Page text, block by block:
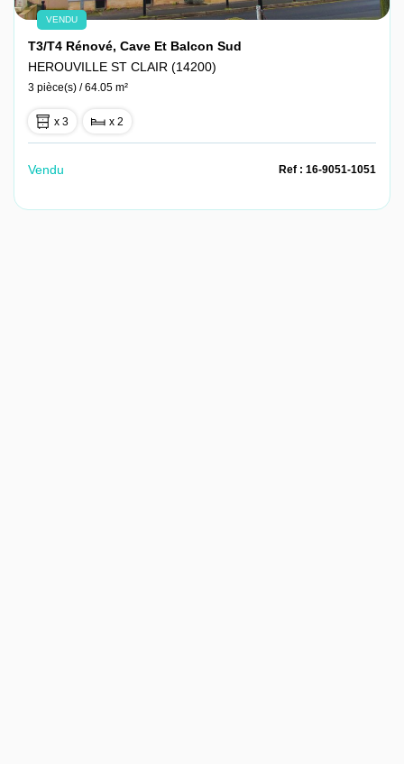
VENDU
T3/T4 Rénové, Cave Et Balcon Sud
HEROUVILLE ST CLAIR (14200)
3 pièce(s) / 64.05 m²
x 3 x 2
Vendu Ref : 16-9051-1051